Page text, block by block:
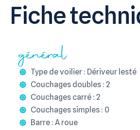
Fiche
général
Type de voilier : Dériveur lesté
Couchages doubles : 2
Couchages carré : 2
Couchages simples : 0
Barre : A roue